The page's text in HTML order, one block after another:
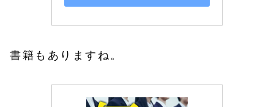
書籍もありますね。